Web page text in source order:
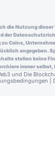
die Nutzung dieser
der
Coins,
angegeben.
stellen keine
immer
und Die